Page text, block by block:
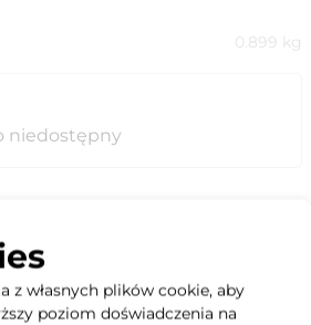
0.899 kg
niedostępny
z własnych plików cookie, aby
poziom doświadczenia na